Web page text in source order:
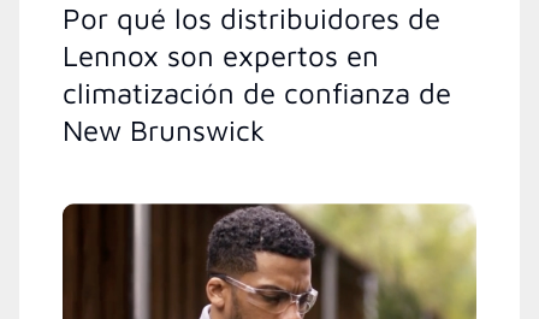
Por qué los distribuidores de
Lennox son expertos en
climatización de confianza de
New Brunswick